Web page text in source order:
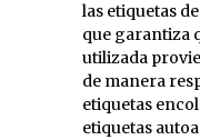
las etiquetas
que garantiza
utilizada
de manera
etiquetas
etiquetas